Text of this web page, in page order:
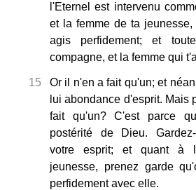
l'Eternel est intervenu
et la femme de ta
agis perfidement; et
compagne, et la femme qui
15
Or il n'en a fait qu'un; et
lui abondance d'esprit. Mais
fait qu'un? C'est parce
postérité de Dieu.
votre esprit; et quant à
jeunesse, prenez garde
perfidement avec elle.